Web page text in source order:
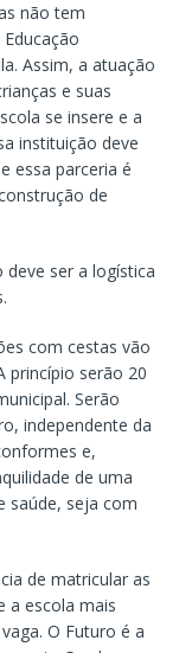
não tem
Assim, a atuação
e suas
se insere e a
instituição deve
essa parceria é
de
ser a logística
com cestas vão
princípio serão 20
Serão
independente da
e,
de uma
saúde, seja com
de matricular as
a escola mais
O Futuro é a